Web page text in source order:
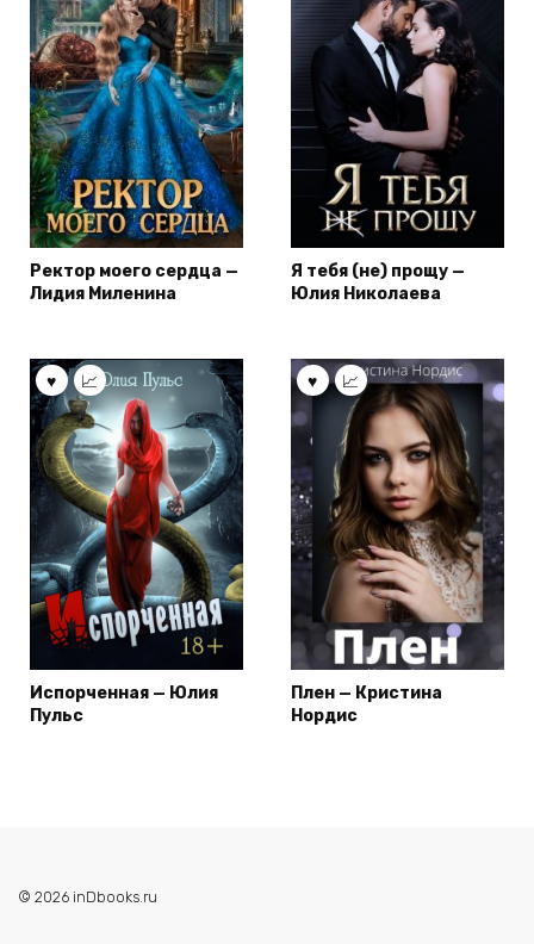
Ректор моего сердца —
Лидия Миленина
Я тебя (не) прощу —
Юлия Николаева
Испорченная — Юлия
Пульс
Плен — Кристина
Нордис
© 2026 inDbooks.ru